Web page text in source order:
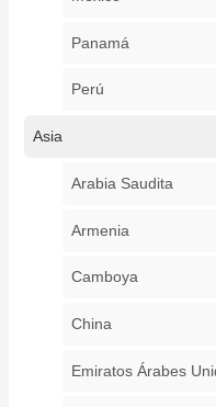
Panamá
Perú
Asia
Arabia Saudita
Armenia
Camboya
China
Emiratos Árabes